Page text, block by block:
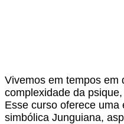
Vivemos em tempos em
complexidade da
Esse curso oferece
simbólica Junguiana,